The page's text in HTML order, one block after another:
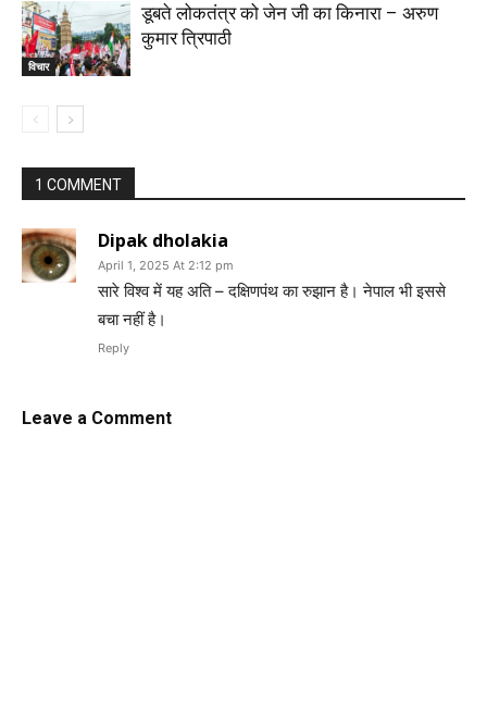
विचार
डूबते लोकतंत्र को जेन जी का किनारा – अरुण
कुमार त्रिपाठी
1 COMMENT
Dipak dholakia
April 1, 2025 At 2:12 pm
सारे विश्व में यह अति – दक्षिणपंथ का रुझान है। नेपाल भी इससे
बचा नहीं है।
Reply
Leave a Comment